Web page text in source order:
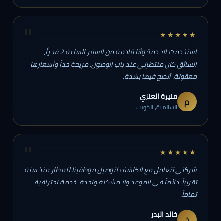
★★★★★
استخدمت الخدمة وأنا قادمة من السفر الساعة 2 فجراً،
السائق كان منتظرني عند باب الوصول. مريحة جداً وأسعارها
معقولة. أنصح فيها بشدة.
م منيرة العنزي
السالمية، الكويت
"
★★★★★
شركتي تتعامل مع الكاشف لتوصيل موظفينا للمطار منذ سنة
تقريباً. دائماً في الموعد ولا مشكلة واحدة. خدمة احترافية
تماماً.
خالد البدر